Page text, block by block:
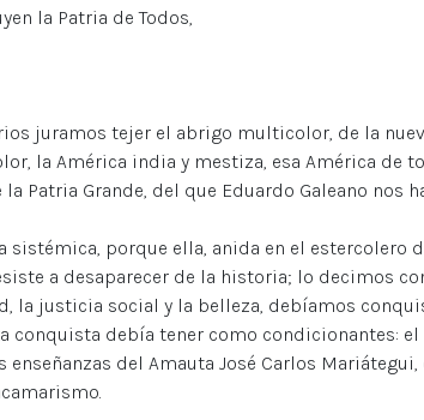
la Patria de Todos,
juramos tejer el abrigo multicolor, de la
la América india y mestiza, esa América de
Patria Grande, del que Eduardo Galeano nos
porque ella, anida en el estercolero
a desaparecer de la historia; lo decimos
la justicia social y la belleza, debíamos
conquista debía tener como condicionantes:
enseñanzas del Amauta José Carlos